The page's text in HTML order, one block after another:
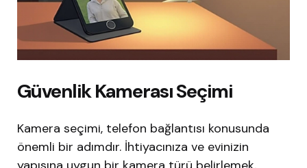
Güvenlik Kamerası Seçimi
Kamera seçimi, telefon bağlantısı konusunda
önemli bir adımdır. İhtiyacınıza ve evinizin